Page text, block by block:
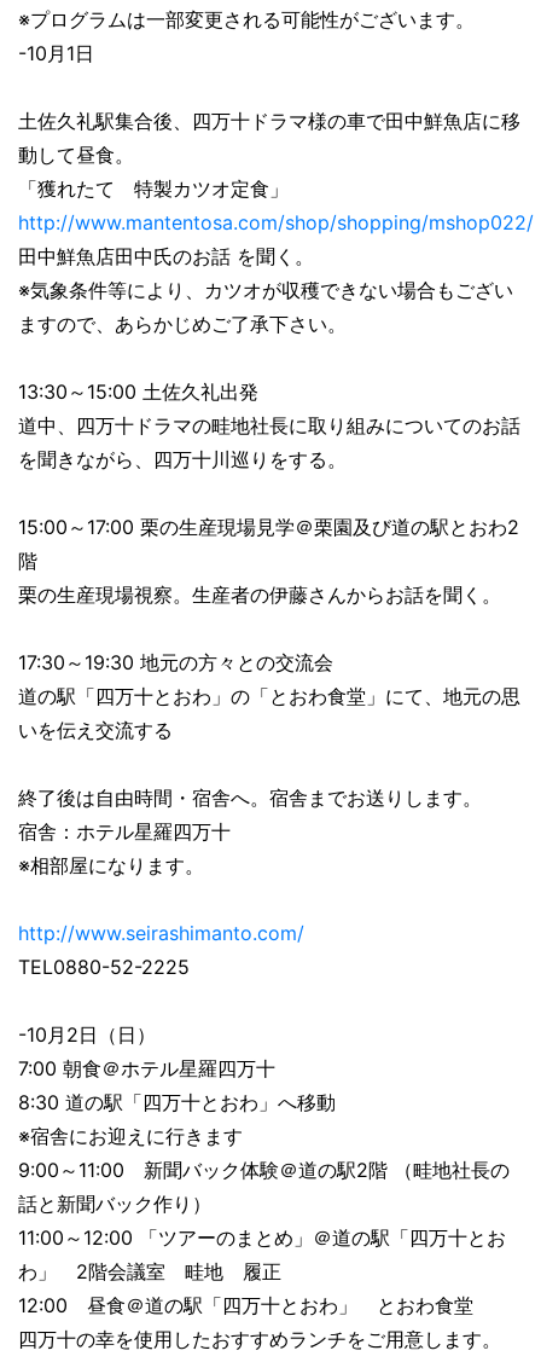
※プログラムは一部変更される可能性がございます。
-10月1日
土佐久礼駅集合後、四万十ドラマ様の車で田中鮮魚店に移
動して昼食。
「獲れたて 特製カツオ定食」
http://www.mantentosa.com/shop/shopping/mshop022/
田中鮮魚店田中氏のお話 を聞く。
※気象条件等により、カツオが収穫できない場合もござい
ますので、あらかじめご了承下さい。
13:30～15:00 土佐久礼出発
道中、四万十ドラマの畦地社長に取り組みについてのお話
を聞きながら、四万十川巡りをする。
15:00～17:00 栗の生産現場見学＠栗園及び道の駅とおわ2
階
栗の生産現場視察。生産者の伊藤さんからお話を聞く。
17:30～19:30 地元の方々との交流会
道の駅「四万十とおわ」の「とおわ食堂」にて、地元の思
いを伝え交流する
終了後は自由時間・宿舎へ。宿舎までお送りします。
宿舎：ホテル星羅四万十
※相部屋になります。
http://www.seirashimanto.com/
TEL0880-52-2225
-10月2日（日）
7:00 朝食＠ホテル星羅四万十
8:30 道の駅「四万十とおわ」へ移動
※宿舎にお迎えに行きます
9:00～11:00 新聞バック体験＠道の駅2階 （畦地社長の
話と新聞バック作り）
11:00～12:00 「ツアーのまとめ」＠道の駅「四万十とお
わ」 2階会議室 畦地 履正
12:00 昼食＠道の駅「四万十とおわ」 とおわ食堂
四万十の幸を使用したおすすめランチをご用意します。